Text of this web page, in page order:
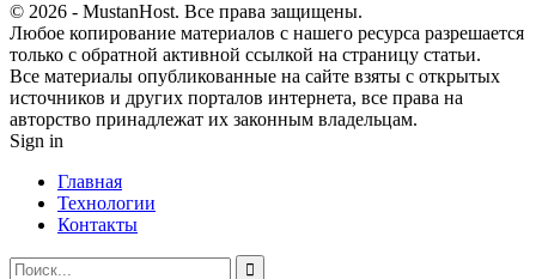
© 2026 - MustanHost. Все права защищены.
Любое копирование материалов с нашего ресурса разрешается
только с обратной активной ссылкой на страницу статьи.
Все материалы опубликованные на сайте взяты с открытых
источников и других порталов интернета, все права на
авторство принадлежат их законным владельцам.
Sign in
Главная
Технологии
Контакты